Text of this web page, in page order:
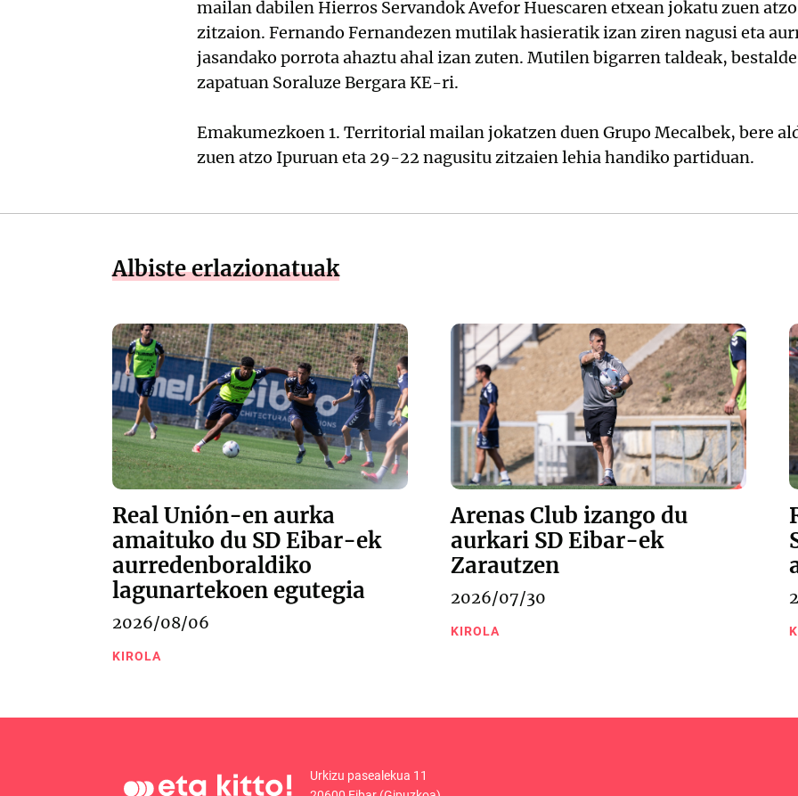
mailan dabilen Hierros Servandok Avefor Huescaren etxean jokatu zuen
zitzaion. Fernando Fernandezen mutilak hasieratik izan ziren nagusi eta
jasandako porrota ahaztu ahal izan zuten. Mutilen bigarren taldeak,
zapatuan Soraluze Bergara KE-ri.
Emakumezkoen 1. Territorial mailan jokatzen duen Grupo Mecalbek, bere
zuen atzo Ipuruan eta 29-22 nagusitu zitzaien lehia handiko partiduan.
Albiste erlazionatuak
Real Unión-en aurka
amaituko du SD Eibar-ek
aurredenboraldiko
lagunartekoen egutegia
2026/08/06
KIROLA
Arenas Club izango du
aurkari SD Eibar-ek
Zarautzen
2026/07/30
KIROLA
Urkizu pasealekua 11